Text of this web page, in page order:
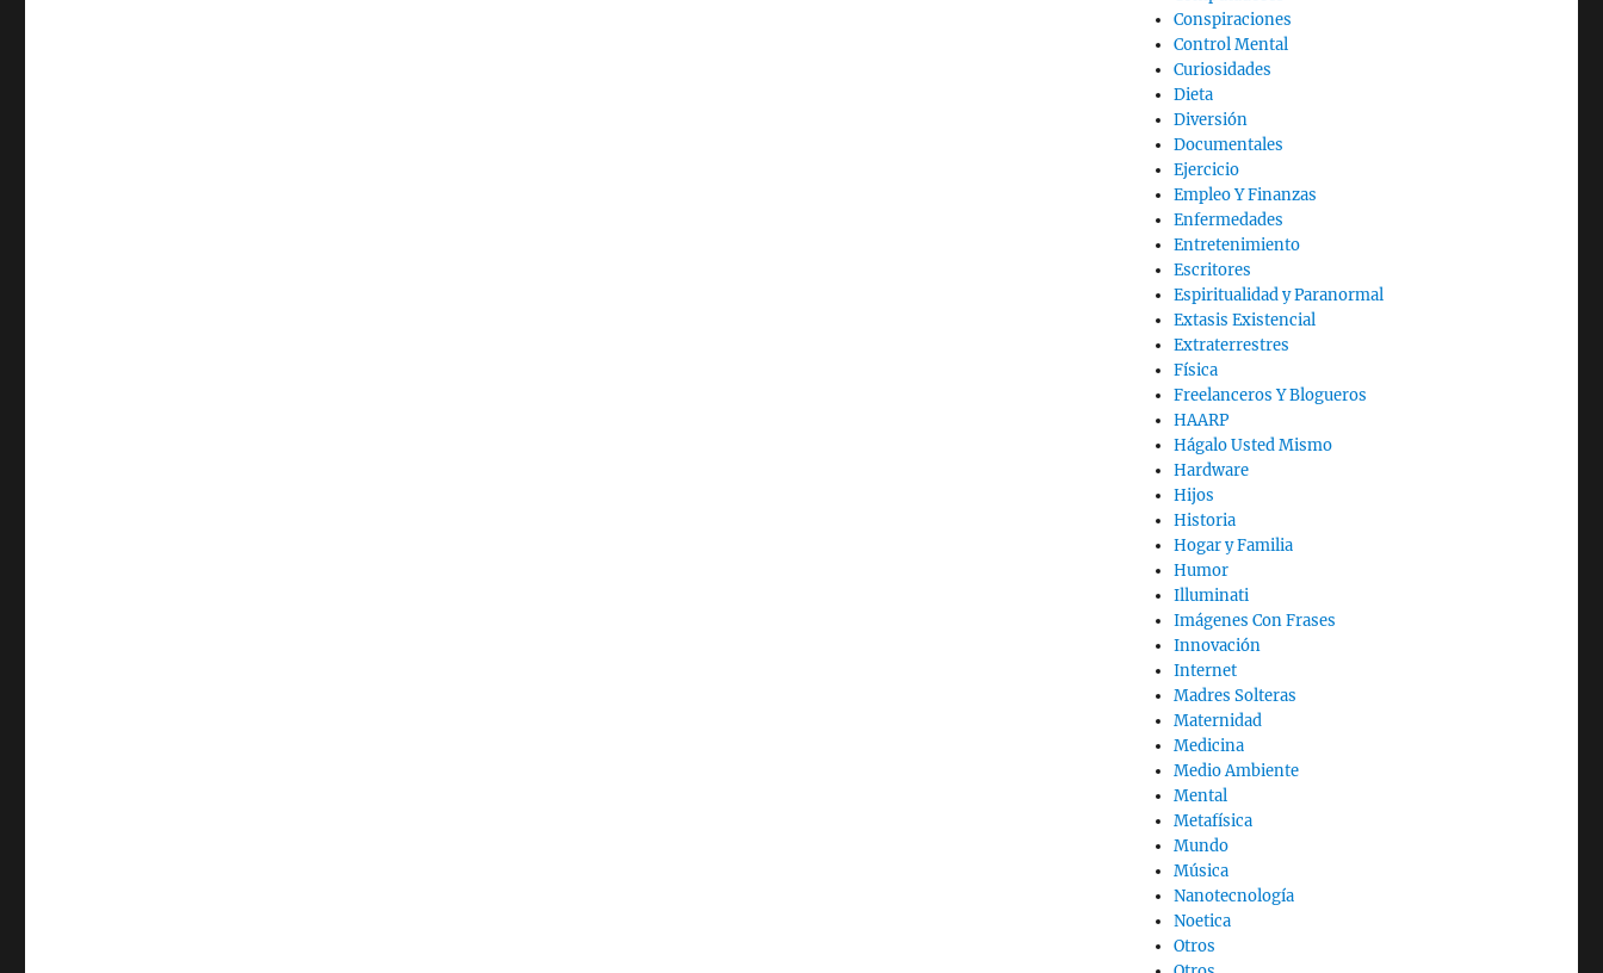
Conspiraciones
Control Mental
Curiosidades
Dieta
Diversión
Documentales
Ejercicio
Empleo Y Finanzas
Enfermedades
Entretenimiento
Escritores
Espiritualidad y Paranormal
Extasis Existencial
Extraterrestres
Física
Freelanceros Y Blogueros
HAARP
Hágalo Usted Mismo
Hardware
Hijos
Historia
Hogar y Familia
Humor
Illuminati
Imágenes Con Frases
Innovación
Internet
Madres Solteras
Maternidad
Medicina
Medio Ambiente
Mental
Metafísica
Mundo
Música
Nanotecnología
Noetica
Otros